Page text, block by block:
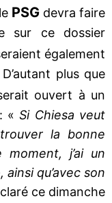
PSG devra faire
sur ce dossier
également
plus que
ouvert à un
: «Si Chiesa veut
la bonne
j’ai un
qu’avec son
ce dimanche